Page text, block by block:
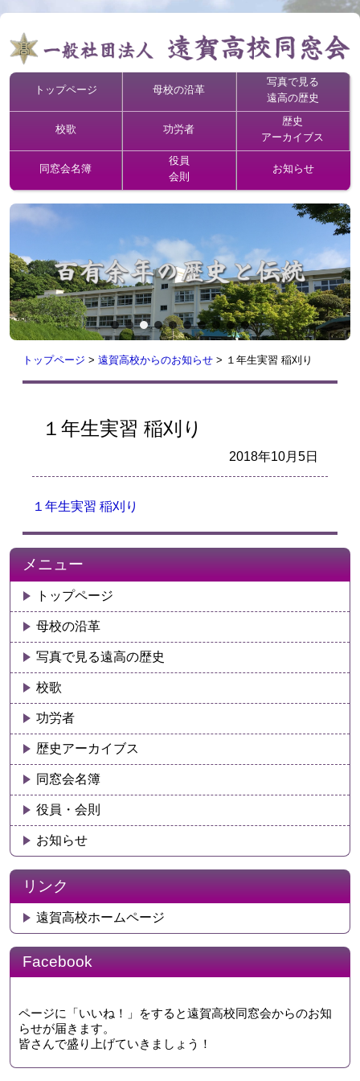
トップページ 母校の沿革
写真で見る
遠高の歴史
校歌 功労者
歴史
アーカイブス
同窓会名簿
役員
会則
お知らせ
トップページ > 遠賀高校からのお知らせ > １年生実習 稲刈り
１年生実習 稲刈り
2018年10月5日
１年生実習 稲刈り
メニュー
トップページ
母校の沿革
写真で見る遠高の歴史
校歌
功労者
歴史アーカイブス
同窓会名簿
役員・会則
お知らせ
リンク
遠賀高校ホームページ
Facebook
ページに「いいね！」をすると遠賀高校同窓会からのお知
らせが届きます。
皆さんで盛り上げていきましょう！